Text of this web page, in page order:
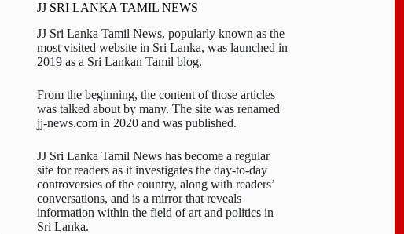
JJ SRI LANKA TAMIL NEWS
JJ Sri Lanka Tamil News, popularly known as the
most visited website in Sri Lanka, was launched in
2019 as a Sri Lankan Tamil blog.
From the beginning, the content of those articles
was talked about by many. The site was renamed
jj-news.com in 2020 and was published.
JJ Sri Lanka Tamil News has become a regular
site for readers as it investigates the day-to-day
controversies of the country, along with readers’
conversations, and is a mirror that reveals
information within the field of art and politics in
Sri Lanka.